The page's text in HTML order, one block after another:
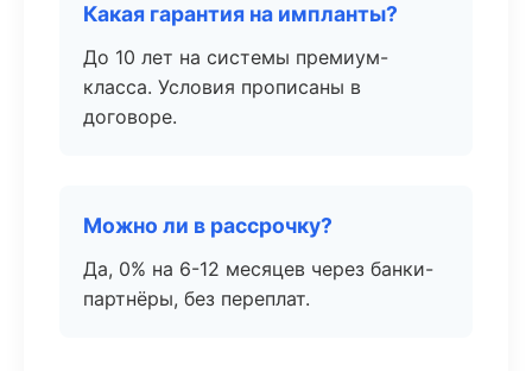
Какая гарантия на импланты?
До 10 лет на системы премиум-
класса. Условия прописаны в
договоре.
Можно ли в рассрочку?
Да, 0% на 6-12 месяцев через банки-
партнёры, без переплат.